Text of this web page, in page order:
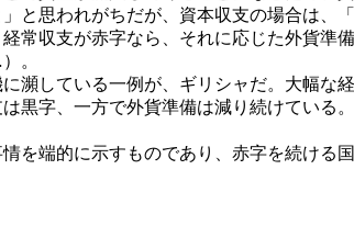
思われがちだが、資本収支の場合は、
収支が赤字なら、それに応じた外貨準
。
している一例が、ギリシャだ。大幅な
黒字、一方で外貨準備は減り続けている
端的に示すものであり、赤字を続ける